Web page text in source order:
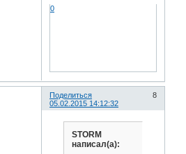
0
Поделиться
8
05.02.2015 14:12:32
STORM
написал(а):